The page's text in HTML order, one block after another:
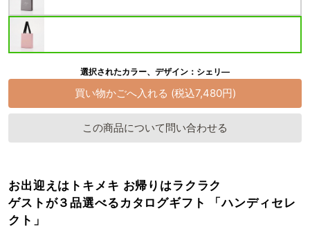
選択されたカラー、デザイン：シェリ―
この商品について問い合わせる
お出迎えはトキメキ お帰りはラクラク
ゲストが３品選べるカタログギフト 「ハンディセレ
クト」